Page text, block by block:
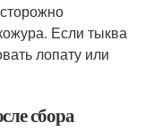
Если тыква
лопату или
сбора